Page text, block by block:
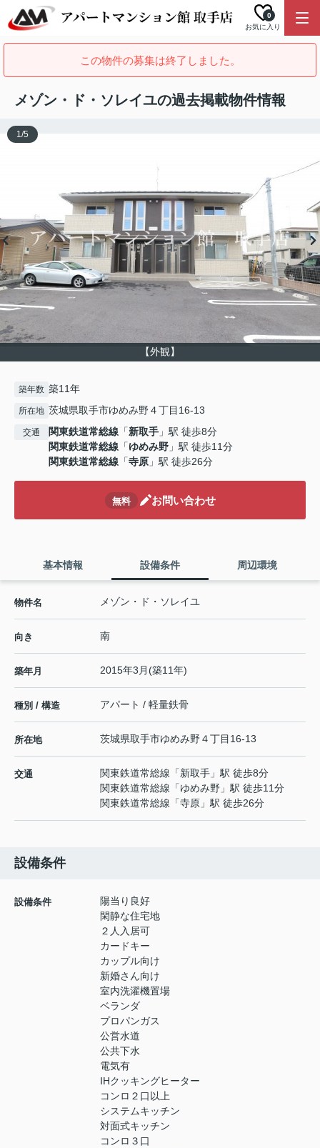
お気に入り
0
この物件の募集は終了しました。
メゾン・ド・ソレイユの過去掲載物件情報
【外観】
1/5
築年数 築11年
所在地 茨城県取手市ゆめみ野４丁目16-13
交通 関東鉄道常総線 「新取手 」駅 徒歩8分
関東鉄道常総線 「ゆめみ野 」駅 徒歩11分
関東鉄道常総線 「寺原 」駅 徒歩26分
無料 お問い合わせ
基本情報 設備条件 周辺環境
物件名 メゾン・ド・ソレイユ
向き 南
築年月 2015年3月(築11年)
種別 / 構造 アパート / 軽量鉄骨
所在地 茨城県取手市ゆめみ野４丁目16-13
交通 関東鉄道常総線 「新取手 」駅 徒歩8分
関東鉄道常総線 「ゆめみ野 」駅 徒歩11分
関東鉄道常総線 「寺原 」駅 徒歩26分
設備条件
設備条件
陽当り良好
閑静な住宅地
２人入居可
カードキー
カップル向け
新婚さん向け
室内洗濯機置場
ベランダ
プロパンガス
公営水道
公共下水
電気有
IHクッキングヒーター
コンロ２口以上
システムキッチン
対面式キッチン
コンロ３口